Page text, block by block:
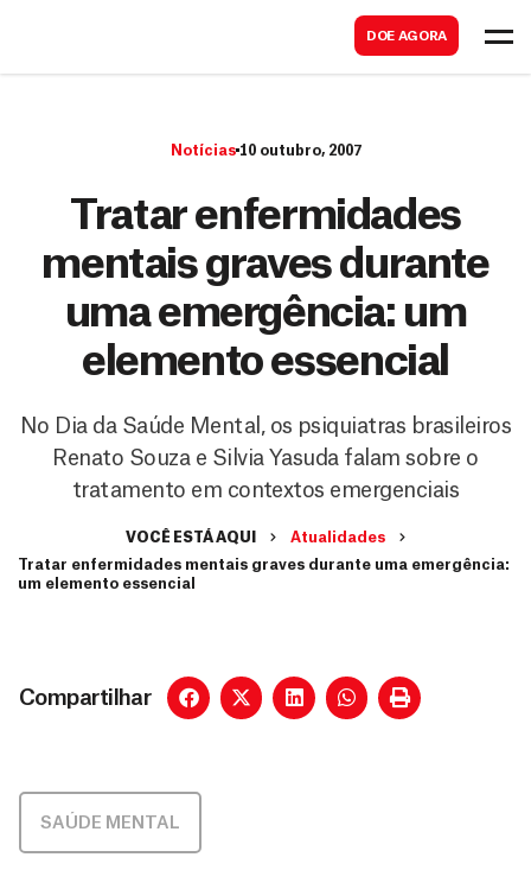
DOE AGORA
Notícias 10 outubro, 2007
Tratar enfermidades
mentais graves durante
uma emergência: um
elemento essencial
No Dia da Saúde Mental, os psiquiatras brasileiros
Renato Souza e Silvia Yasuda falam sobre o
tratamento em contextos emergenciais
VOCÊ ESTÁ AQUI
Atualidades
Tratar enfermidades mentais graves durante uma emergência:
um elemento essencial
Compartilhar
SAÚDE MENTAL
a